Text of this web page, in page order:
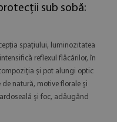
sub sobă:
spațiului, luminozitatea
reflexul flăcărilor, în
și pot alungi optic
natură, motive florale și
și foc, adăugând